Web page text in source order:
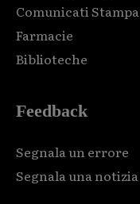
Comunicati Stampa
Farmacie
Biblioteche
Feedback
Segnala un errore
Segnala una notizia